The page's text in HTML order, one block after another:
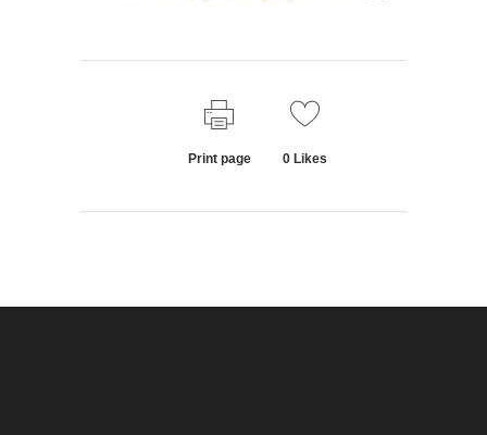
Print page 0Likes